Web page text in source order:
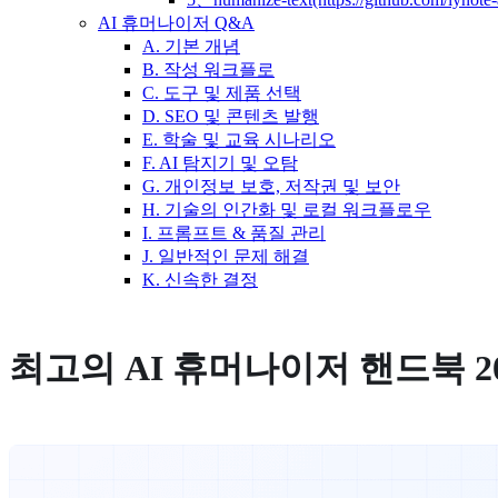
AI 휴머나이저 Q&A
A. 기본 개념
B. 작성 워크플로
C. 도구 및 제품 선택
D. SEO 및 콘텐츠 발행
E. 학술 및 교육 시나리오
F. AI 탐지기 및 오탐
G. 개인정보 보호, 저작권 및 보안
H. 기술의 인간화 및 로컬 워크플로우
I. 프롬프트 & 품질 관리
J. 일반적인 문제 해결
K. 신속한 결정
최고의 AI 휴머나이저 핸드북